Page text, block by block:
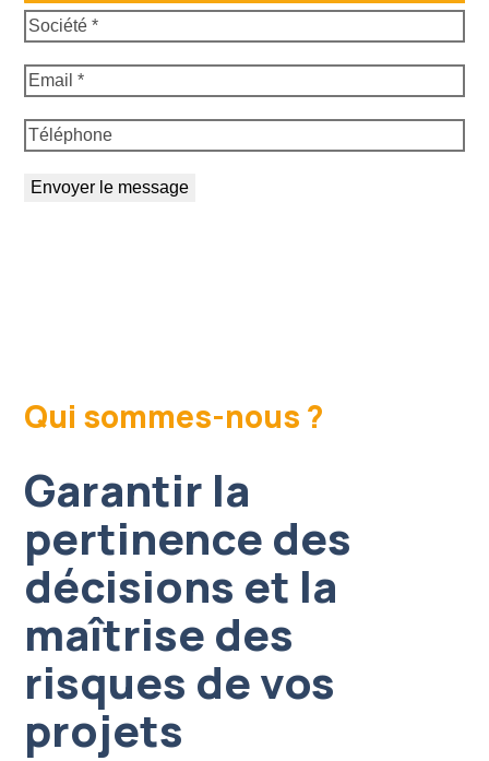
Qui sommes-nous ?
Garantir la
pertinence des
décisions et la
maîtrise des
risques de vos
projets